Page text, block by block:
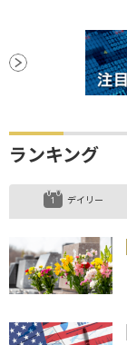
ランキング
デイリー